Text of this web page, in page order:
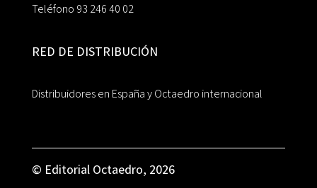
Teléfono 93 246 40 02
RED DE DISTRIBUCIÓN
Distribuidores en España y Octaedro internacional
© Editorial Octaedro, 2026